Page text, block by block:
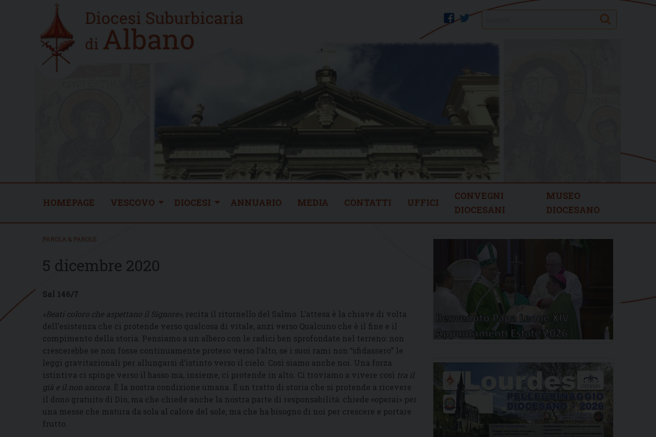
Home
new
twitter
facebook Search
HOMEPAGE VESCOVO DIOCESI ANNUARIO MEDIA CONTATTI UFFICI
CONVEGNI
DIOCESANI
MUSEO
DIOCESANO
PAROLA & PAROLE
5 dicembre 2020
Sal 146/7
«Beati coloro che aspettano il Signore», recita il ritornello del Salmo. L’attesa è la chiave di volta
dell’esistenza che ci protende verso qualcosa di vitale, anzi verso Qualcuno che è il fine e il
compimento della storia. Pensiamo a un albero con le radici ben sprofondate nel terreno: non
crescerebbe se non fosse continuamente proteso verso l’alto, se i suoi rami non “sfidassero” le
leggi gravitazionali per allungarsi d’istinto verso il cielo. Così siamo anche noi. Una forza
istintiva ci spinge verso il basso ma, insieme, ci protende in alto. Ci troviamo a vivere così tra il
già e il non ancora . È la nostra condizione umana. È un tratto di storia che si protende a ricevere
il dono gratuito di Dio, ma che chiede anche la nostra parte di responsabilità: chiede «operai» per
una messe che matura da sola al calore del sole, ma che ha bisogno di noi per crescere e portare
frutto.